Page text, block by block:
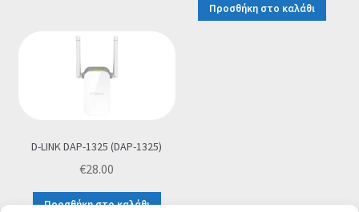
Προσθήκη στο καλάθι
D-LINK DAP-1325 (DAP-1325)
€28.00
Προσθήκη στο καλάθι